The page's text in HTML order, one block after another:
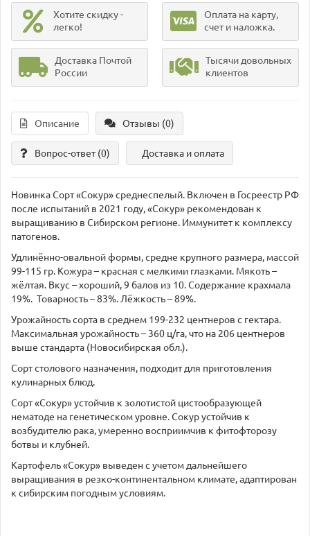
Хотите скидку -
легко!
Оплата на карту,
счет и наложка.
Доставка Почтой
России
Тысячи довольных
клиентов
Описание Отзывы (0)
Вопрос-ответ(0) Доставка и оплата
Новинка Сорт «Сокур» среднеспелый. Включен в Госреестр РФ
после испытаний в 2021 году, «Сокур» рекомендован к
выращиванию в Сибирском регионе. Иммунитет к комплексу
патогенов.
Удлинённо-овальной формы, средне крупного размера, массой
99-115 гр. Кожура – красная с мелкими глазками. Мякоть –
жёлтая. Вкус – хороший, 9 балов из 10. Содержание крахмала
19%. Товарность – 83%. Лёжкость – 89%.
Урожайность сорта в среднем 199-232 центнеров с гектара.
Максимальная урожайность – 360 ц/га, что на 206 центнеров
выше стандарта (Новосибирская обл.).
Сорт столового назначения, подходит для приготовления
кулинарных блюд.
Сорт «Сокур» устойчив к золотистой цистообразующей
нематоде на генетическом уровне. Сокур устойчив к
возбудителю рака, умеренно восприимчив к фитофторозу
ботвы и клубней.
Картофель «Сокур» выведен с учетом дальнейшего
выращивания в резко-континентальном климате, адаптирован
к сибирским погодным условиям.